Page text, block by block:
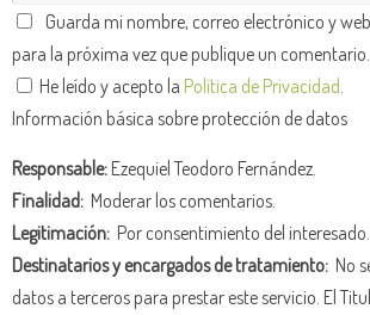
Guarda mi nombre, correo electrónico y
para la próxima vez que publique un comentario.
He leído y acepto la Política de Privacidad
Información básica sobre protección de datos
Responsable:Ezequiel Teodoro Fernández.
Finalidad: Moderar los comentarios.
Legitimación: Por consentimiento del interesado.
Destinatarios y encargados de tratamiento: No
datos a terceros para prestar este servicio. El